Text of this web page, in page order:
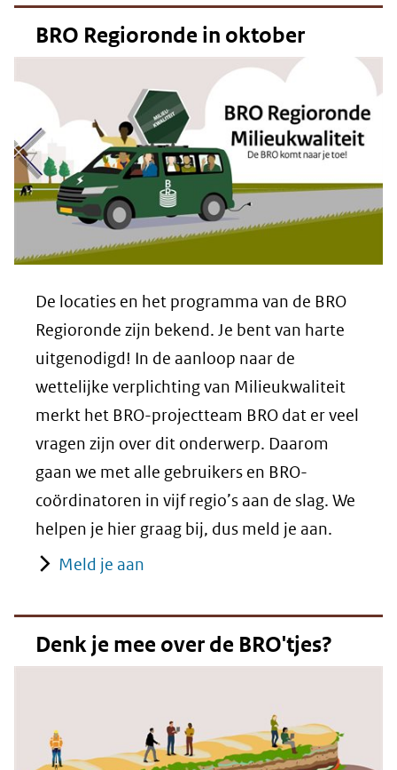
BRO Regioronde in oktober
De locaties en het programma van de BRO
Regioronde zijn bekend. Je bent van harte
uitgenodigd! In de aanloop naar de
wettelijke verplichting van Milieukwaliteit
merkt het BRO-projectteam BRO dat er veel
vragen zijn over dit onderwerp. Daarom
gaan we met alle gebruikers en BRO-
coördinatoren in vijf regio’s aan de slag. We
helpen je hier graag bij, dus meld je aan.
Meld je aan
Denk je mee over de BRO'tjes?